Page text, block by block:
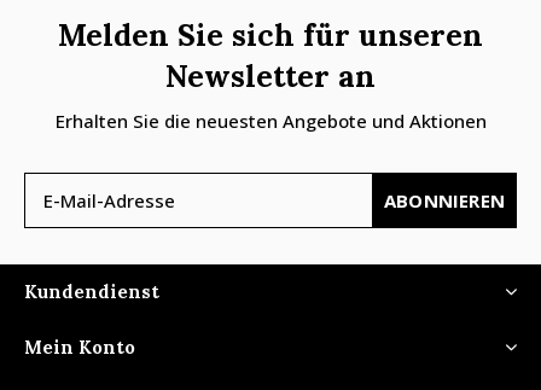
Melden Sie sich für unseren
Newsletter an
Erhalten Sie die neuesten Angebote und Aktionen
ABONNIEREN
Kundendienst
Mein Konto